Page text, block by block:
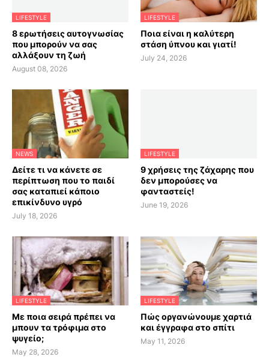
LIFESTYLE
8 ερωτήσεις αυτογνωσίας
που μπορούν να σας
αλλάξουν τη ζωή
August 08, 2026
LIFESTYLE
Ποια είναι η καλύτερη
στάση ύπνου και γιατί!
July 24, 2026
NEWS
Δείτε τι να κάνετε σε
περίπτωση που το παιδί
σας καταπιεί κάποιο
επικίνδυνο υγρό
July 18, 2026
LIFESTYLE
9 χρήσεις της ζάχαρης που
δεν μπορούσες να
φανταστείς!
June 19, 2026
LIFESTYLE
Με ποια σειρά πρέπει να
μπουν τα τρόφιμα στο
ψυγείο;
May 28, 2026
LIFESTYLE
Πώς οργανώνουμε χαρτιά
και έγγραφα στο σπίτι
May 11, 2026